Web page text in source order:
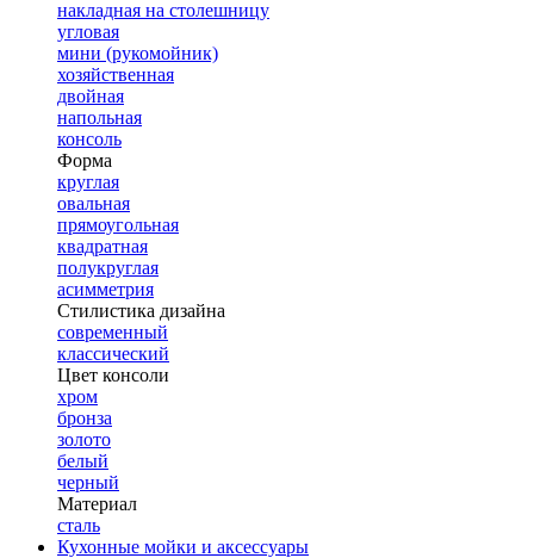
накладная на столешницу
угловая
мини (рукомойник)
хозяйственная
двойная
напольная
консоль
Форма
круглая
овальная
прямоугольная
квадратная
полукруглая
асимметрия
Стилистика дизайна
современный
классический
Цвет консоли
хром
бронза
золото
белый
черный
Материал
сталь
Кухонные мойки и аксессуары